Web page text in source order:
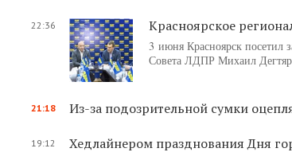
22:36 Красноярское
3 июня Красноярск посетил
Совета ЛДПР Михаил
21:18 Из-за подозрительной сумки
19:12 Хедлайнером празднования Дня